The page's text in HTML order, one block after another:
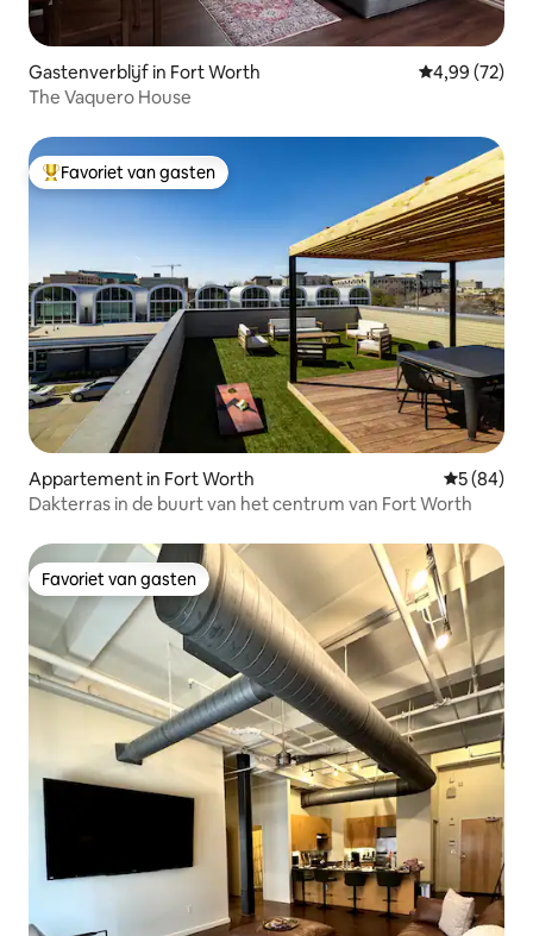
Gastenverblijf in Fort Worth Gemiddelde
4,99 (72)
The Vaquero House
Topfavoriet van gasten
Favoriet van gasten
Appartement in Fort Worth
5 (84)
Dakterras in de buurt van het centrum van Fort Worth
Favoriet van gasten
Favoriet van gasten